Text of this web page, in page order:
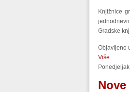
Knjižnice
Gradske
Objavljeno
Više...
Nove